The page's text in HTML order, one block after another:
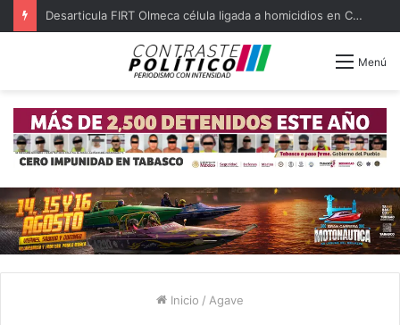
Desarticula FIRT Olmeca célula ligada a homicidios en Centro
Menú
Inicio / Agave